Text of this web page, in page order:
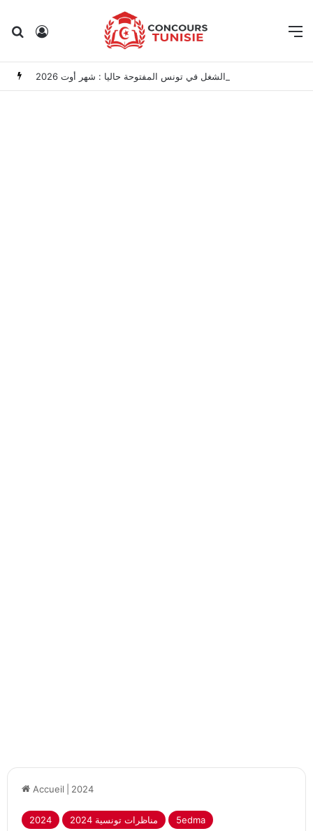
Rechercher
Accueil 2024
2024 2024 مناظرات تونسية
5edma